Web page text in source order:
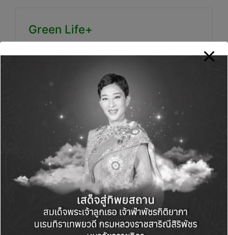
Green Life+
View All Posts
Post
navigation
ธ.ทิสโก้ จับมือกรุงเทพ
ประกันชีวิต ลุยวางแผน
เกษียณ 4 ภาคทั่วไทย
NEXT POST
อีสท์ วอเตอร์ พร้อมส่ง
คืนท่อส่งน้ำสายหลัก แต่
ขอให้ภาครัฐเห็นการ
บริหารจัดการน้ำในภาพ
รวมเป็นหลัก
Comments
No comments yet. Why don’t you start the